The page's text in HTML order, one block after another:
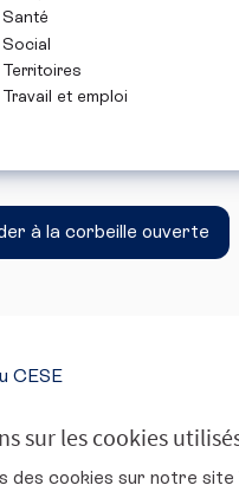
sur les cookies
des cookies sur notre
Santé
Social
Territoires
Travail et emploi
à la corbeille ouverte
CESE
économique, social et
Conseil économique,
ConseilConseil